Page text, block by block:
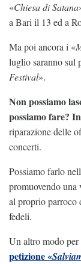
«Chiesa di Satana
a Bari il 13 ed a
Ma poi ancora i «
luglio saranno sul
Festival».
Non possiamo
possiamo fare?
riparazione delle
concerti.
Possiamo farlo
promuovendo una
al proprio parroco
fedeli.
Un altro modo per
petizione «